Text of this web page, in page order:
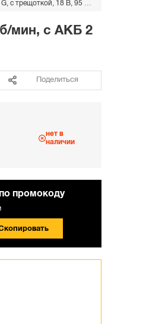
мин, с АКБ 2
Поделиться
нет в
наличии
промокоду